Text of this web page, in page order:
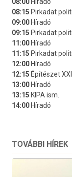
TOVÁBBI HÍREK